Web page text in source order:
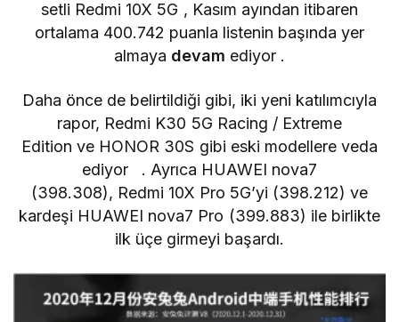
setli Redmi 10X 5G , Kasım ayından itibaren
ortalama 400.742 puanla listenin başında yer
almaya devam ediyor .
Daha önce de belirtildiği gibi, iki yeni katılımcıyla
rapor, Redmi K30 5G Racing / Extreme
Edition ve HONOR 30S gibi eski modellere veda
ediyor . Ayrıca HUAWEI nova7
(398.308), Redmi 10X Pro 5G’yi (398.212) ve
kardeşi HUAWEI nova7 Pro (399.883) ile birlikte
ilk üçe girmeyi başardı.